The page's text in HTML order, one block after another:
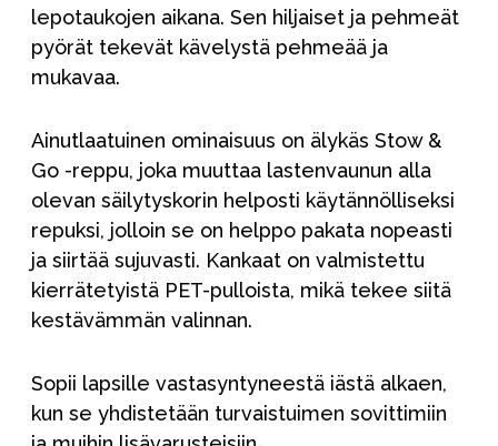
lepotaukojen aikana. Sen hiljaiset ja pehmeät
pyörät tekevät kävelystä pehmeää ja
mukavaa.
Ainutlaatuinen ominaisuus on älykäs Stow &
Go -reppu, joka muuttaa lastenvaunun alla
olevan säilytyskorin helposti käytännölliseksi
repuksi, jolloin se on helppo pakata nopeasti
ja siirtää sujuvasti. Kankaat on valmistettu
kierrätetyistä PET-pulloista, mikä tekee siitä
kestävämmän valinnan.
Sopii lapsille vastasyntyneestä iästä alkaen,
kun se yhdistetään turvaistuimen sovittimiin